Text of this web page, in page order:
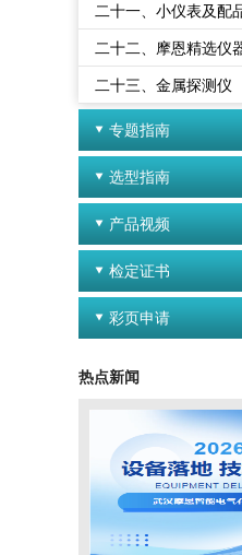
二十一、小仪表及配
二十二、摩恩精选仪
二十三、金属探测仪
专题指南
选型指南
产品视频
检定证书
彩页申请
热点新闻